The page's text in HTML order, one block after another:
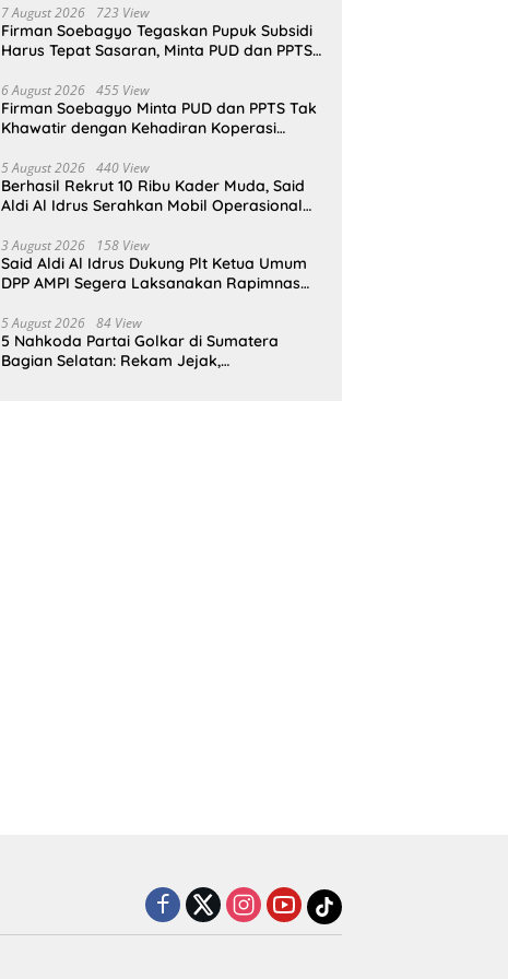
7 August 2026 723 View
Firman Soebagyo Tegaskan Pupuk Subsidi
Harus Tepat Sasaran, Minta PUD dan PPTS
6 August 2026 455 View
Firman Soebagyo Minta PUD dan PPTS Tak
Khawatir dengan Kehadiran Koperasi
5 August 2026 440 View
Berhasil Rekrut 10 Ribu Kader Muda, Said
Aldi Al Idrus Serahkan Mobil Operasional
3 August 2026 158 View
Said Aldi Al Idrus Dukung Plt Ketua Umum
DPP AMPI Segera Laksanakan Rapimnas
5 August 2026 84 View
5 Nahkoda Partai Golkar di Sumatera
Bagian Selatan: Rekam Jejak,